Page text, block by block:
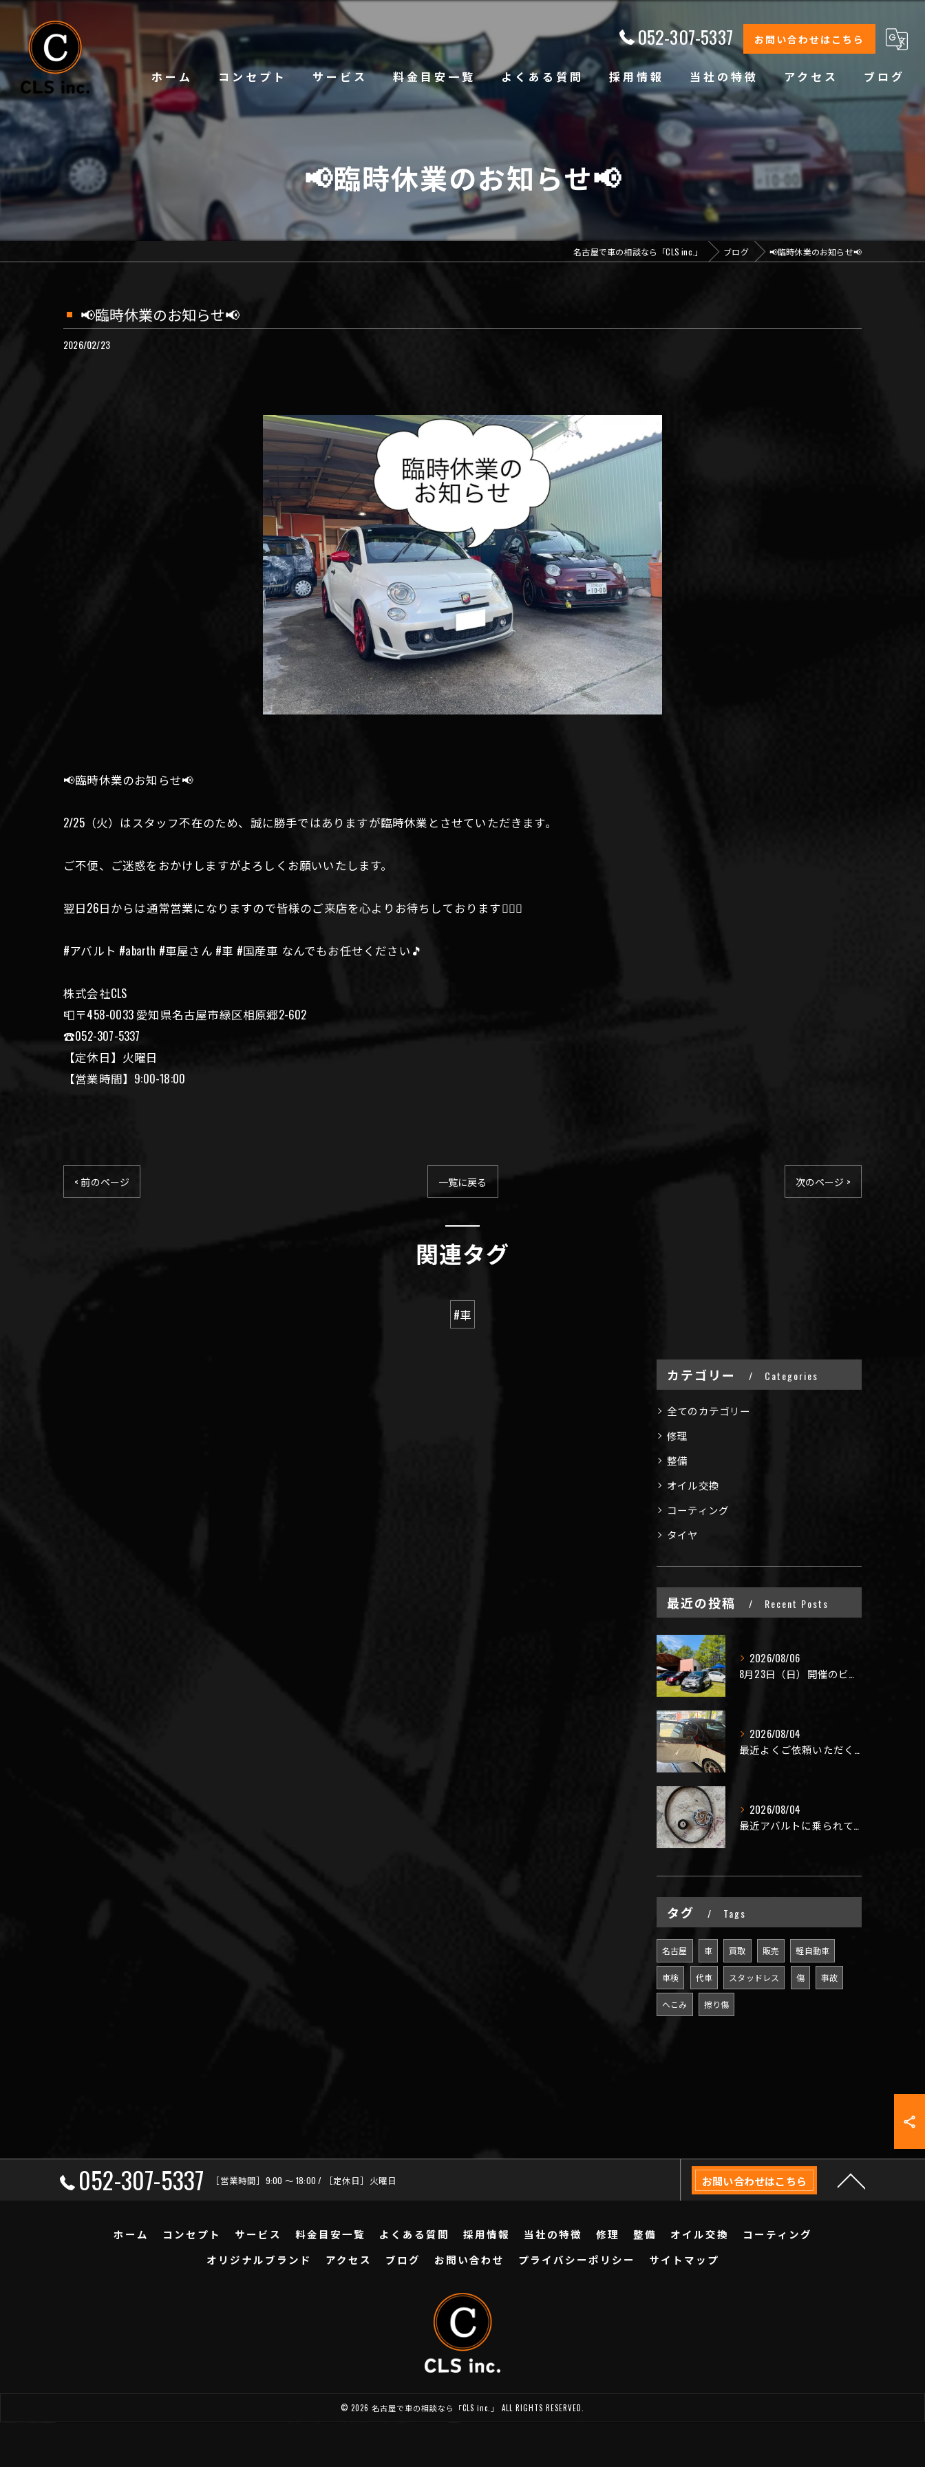
052-307-5337 お問い合わせはこちら
ホーム コンセプト サービス 料金目安一覧 よくある質問 採用情報 当社の特徴
修理
整備
オイル交換
コーティング
オリジナルブランド
アクセス ブログ
📢臨時休業のお知らせ📢
名古屋で車の相談なら「CLS inc.」 ブログ 📢臨時休業のお知らせ📢
📢臨時休業のお知らせ📢
2026/02/23
📢臨時休業のお知らせ📢
2/25（火）はスタッフ不在のため、誠に勝手ではありますが臨時休業とさせていただきます。
ご不便、ご迷惑をおかけしますがよろしくお願いいたします。
翌日26日からは通常営業になりますので皆様のご来店を心よりお待ちしております🙇🏻‍♀️
#アバルト #abarth #車屋さん #車 #国産車 なんでもお任せください🎵
株式会社CLS
📮〒458-0033 愛知県名古屋市緑区相原郷2-602
☎️052-307-5337
【定休日】火曜日
【営業時間】9:00-18:00
< 前のページ 一覧に戻る 次のページ >
関連タグ
#車
カテゴリー Categories
全てのカテゴリー
修理
整備
オイル交換
コーティング
タイヤ
最近の投稿 Recent Posts
2026/08/06
8月23日（日）開催のビーナスラインを走ろうの会 夏の陣
2026/08/04
最近よくご依頼いただく、弊社おすすめメニュー！
2026/08/04
最近アバルトに乗られてるお客様のご来店がありがたいことに大幅...
タグ Tags
名古屋 車 買取 販売 軽自動車
車検 代車 スタッドレス 傷 事故
へこみ 擦り傷
052-307-5337 ［営業時間］9:00 ～ 18:00 / ［定休日］火曜日 お問い合わせはこちら
ホーム コンセプト サービス 料金目安一覧 よくある質問 採用情報 当社の特徴 修理 整備 オイル交換
コーティング
オリジナルブランド
アクセス ブログ お問い合わせ プライバシーポリシー サイトマップ
© 2026 名古屋で車の相談なら「CLS inc.」 ALL RIGHTS RESERVED.